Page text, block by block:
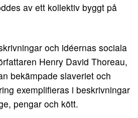
av ett kollektiv byggt på
och idéernas sociala
Henry David Thoreau,
bekämpade slaveriet och
exemplifieras i beskrivningar
pengar och kött.